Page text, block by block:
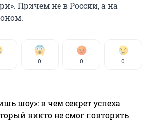
Причем не в России, а на
0 0 0
шоу»: в чем секрет успеха
никто не смог повторить